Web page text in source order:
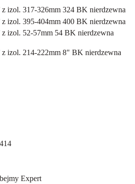
izol. 317-326mm 324 BK nierdzewna
izol. 395-404mm 400 BK nierdzewna
izol. 52-57mm 54 BK nierdzewna
izol. 214-222mm 8" BK nierdzewna
Expert